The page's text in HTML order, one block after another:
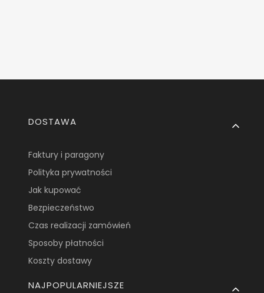
Linki w stopce
DOSTAWA
Faktury i paragony
Polityka prywatności
Jak kupować
Bezpieczeństwo
Czas realizacji zamówień
Sposoby płatności
Koszty dostawy
NAJPOPULARNIEJSZE